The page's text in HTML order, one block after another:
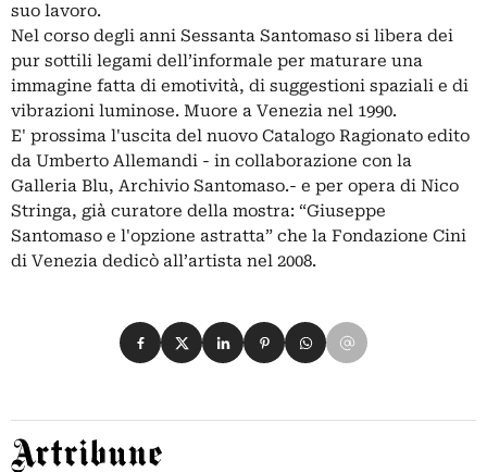
suo lavoro.
Nel corso degli anni Sessanta Santomaso si libera dei
pur sottili legami dell’informale per maturare una
immagine fatta di emotività, di suggestioni spaziali e di
vibrazioni luminose. Muore a Venezia nel 1990.
E' prossima l'uscita del nuovo Catalogo Ragionato edito
da Umberto Allemandi - in collaborazione con la
Galleria Blu, Archivio Santomaso.- e per opera di Nico
Stringa, già curatore della mostra: “Giuseppe
Santomaso e l'opzione astratta” che la Fondazione Cini
di Venezia dedicò all’artista nel 2008.
Condividi su Facebook
Condividi su X
Condividi su LinkedIn
Condividi su Pinterest
Condividi su WhatsApp
Condividi su Email
Artribune